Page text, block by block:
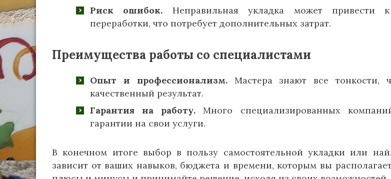
Риск ошибок. Неправильная укладка может привести к
переработки, что потребует дополнительных затрат.
Преимущества работы со специалистами
Опыт и профессионализм.Мастера знают все тонкости,
качественный результат.
Гарантия на работу. Много специализированных
гарантии на свои услуги.
В конечном итоге выбор в пользу самостоятельной укладки или
зависит от ваших навыков, бюджета и времени, которым вы